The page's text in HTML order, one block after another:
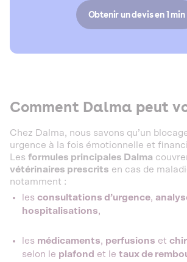
Obtenir un devis en 1 min
Comment Dalma peut
Chez Dalma, nous savons qu’un
urgence à la fois émotionnelle et
Les formules principales Dalma
vétérinaires prescrits en cas de
notamment :
les consultations d’urgence,
hospitalisations,
les médicaments, perfusions et
selon le plafond et le taux de